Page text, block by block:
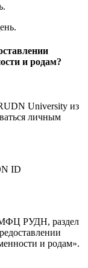
и родам?
University из
личным
ID
МФЦ РУДН, раздел
и родам».